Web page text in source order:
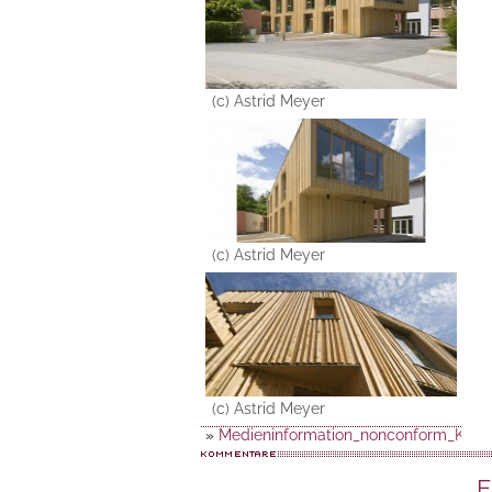
(c) Astrid Meyer
(c) Astrid Meyer
(c) Astrid Meyer
»